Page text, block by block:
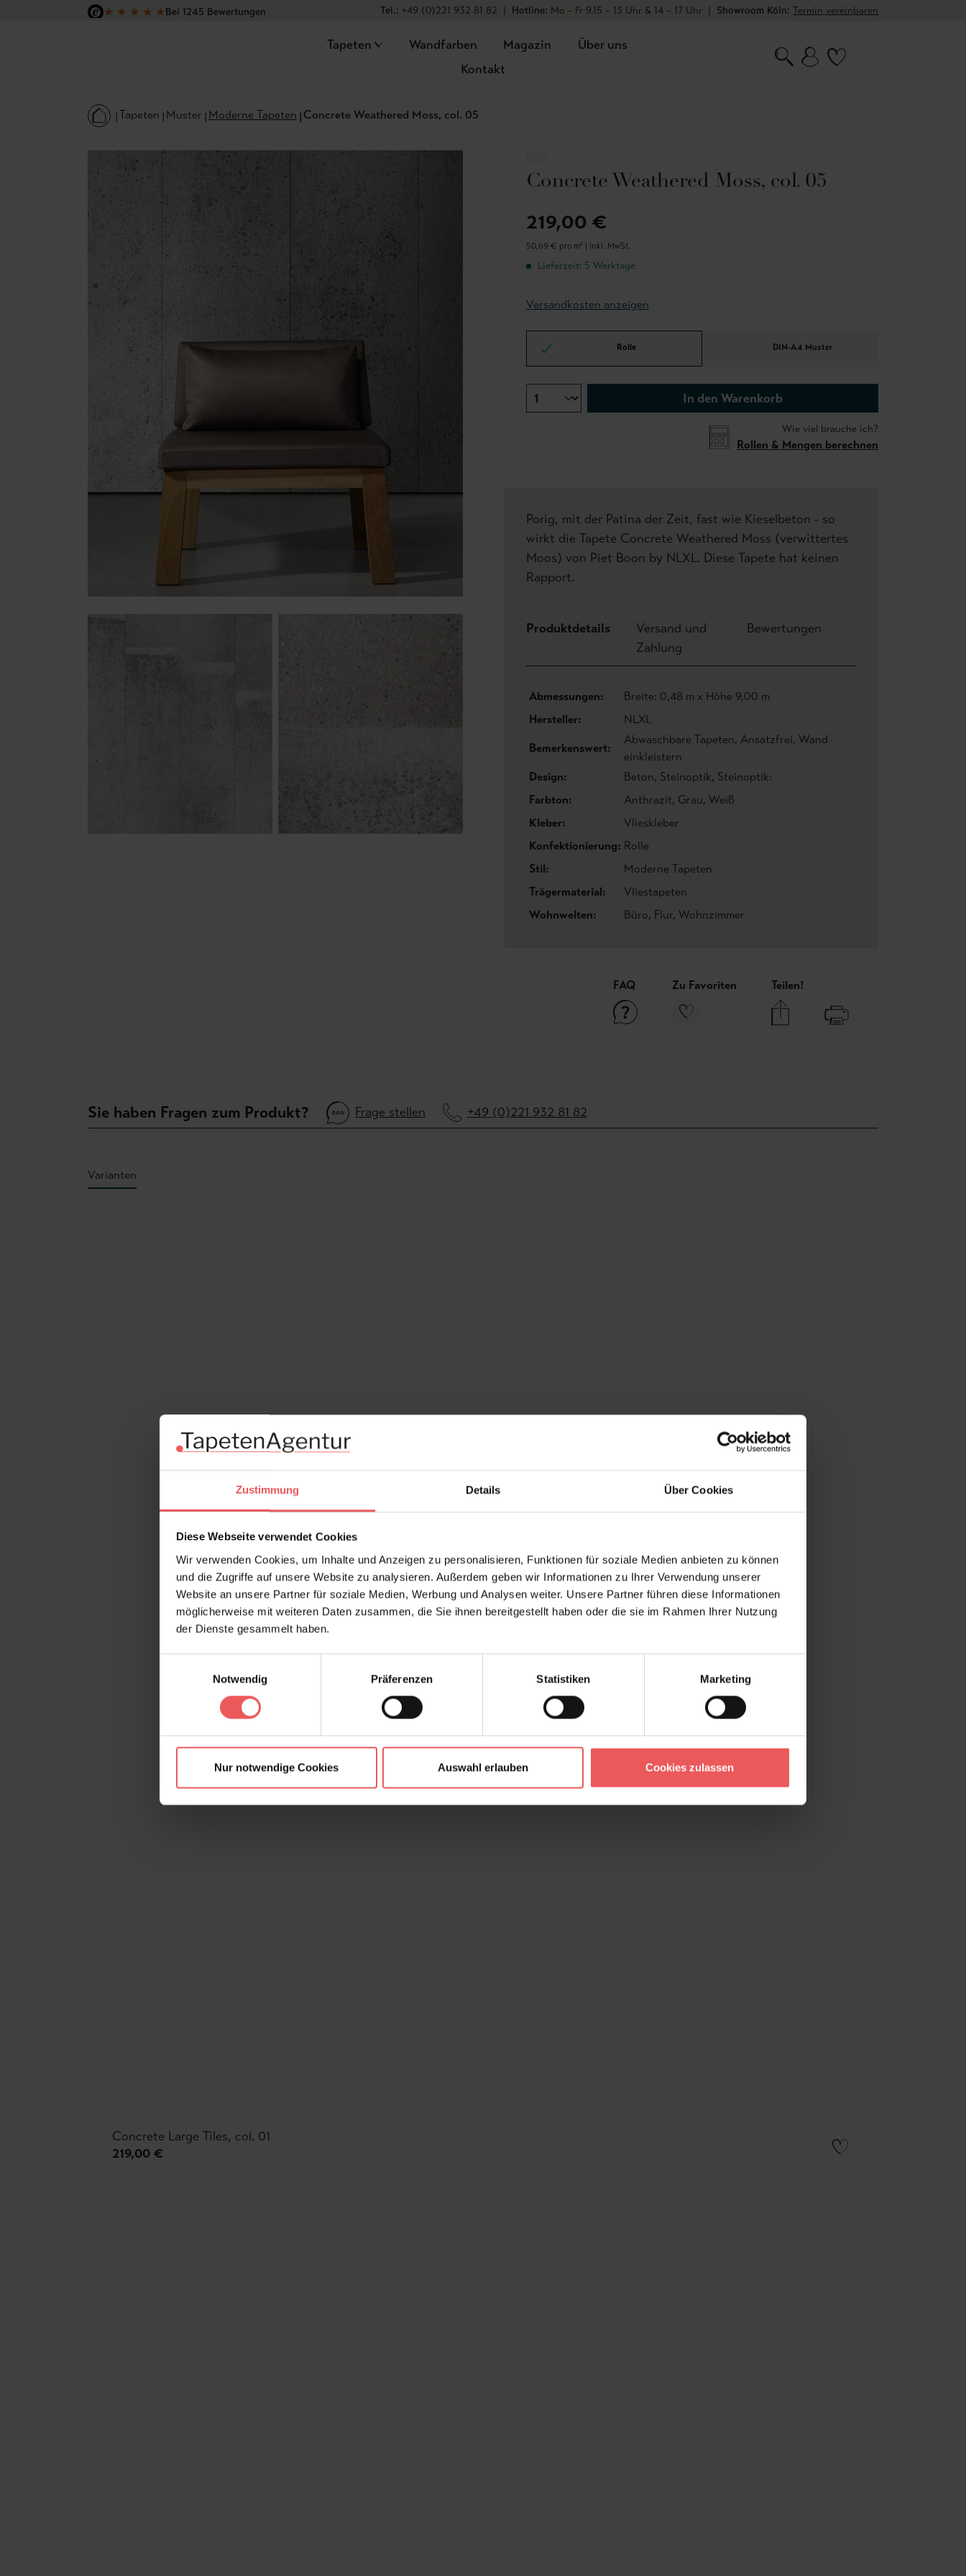
Zustimmung Details Über Cookies
Diese Webseite verwendet Cookies
Wir verwenden Cookies, um Inhalte und Anzeigen zu personalisieren, Funktionen für soziale Medien anbieten zu können
und die Zugriffe auf unsere Website zu analysieren. Außerdem geben wir Informationen zu Ihrer Verwendung unserer
Website an unsere Partner für soziale Medien, Werbung und Analysen weiter. Unsere Partner führen diese Informationen
möglicherweise mit weiteren Daten zusammen, die Sie ihnen bereitgestellt haben oder die sie im Rahmen Ihrer Nutzung
der Dienste gesammelt haben.
Notwendig
Präferenzen Statistiken Marketing
Nur notwendige Cookies Auswahl erlauben Cookies zulassen
Hauptinhalt springen
Zur Suche springen
Zur Hauptnavigation springen
★ ★ ★ ★ ★Bei 1245 Bewertungen
Tel.: +49 (0)221 932 81 82 | Hotline: Mo – Fr 9.15 – 13 Uhr & 14 – 17 Uhr | Showroom Köln: Termin vereinbaren
Tapeten Wandfarben Magazin
Über uns
Kontakt
Tapeten Muster Moderne Tapeten Concrete Weathered Moss, col. 05
Concrete Weathered Moss, col. 05
219,00 €
50,69 € pro m² | inkl. MwSt.
Lieferzeit: 5 Werktage
Versandkosten anzeigen
Rolle DIN-A4 Muster
In den Warenkorb
Wie viel brauche ich?
Rollen & Mengen berechnen
Porig, mit der Patina der Zeit, fast wie Kieselbeton - so
wirkt die Tapete Concrete Weathered Moss (verwittertes
Moos) von Piet Boon by NLXL. Diese Tapete hat keinen
Rapport.
Produktdetails
Versand und
Zahlung
Bewertungen
Abmessungen:
Breite: 0,48 m x Höhe 9,00 m
Hersteller:
NLXL
Bemerkenswert:
Abwaschbare Tapeten, Ansatzfrei, Wand
einkleistern
Design:
Beton, Steinoptik, Steinoptik:
Farbton:
Anthrazit, Grau, Weiß
Kleber:
Vlieskleber
Konfektionierung: Rolle
Stil:
Moderne Tapeten
Trägermaterial:
Vliestapeten
Wohnwelten:
Büro, Flur, Wohnzimmer
FAQ Zu Favoriten Teilen!
Sie haben Fragen zum Produkt? Frage stellen +49 (0)221 932 81 82
Varianten
Concrete Large Tiles, col. 01
219,00 €